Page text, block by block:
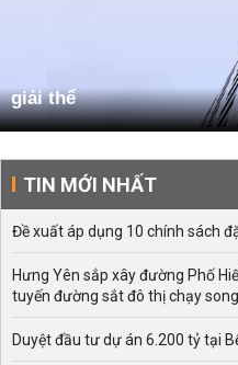
giải thể
TIN MỚI NHẤT
Đề xuất áp dụng 10 chính sách
Hưng Yên sắp xây đường Phố
tuyến đường sắt đô thị chạy
Duyệt đầu tư dự án 6.200 tỷ tại